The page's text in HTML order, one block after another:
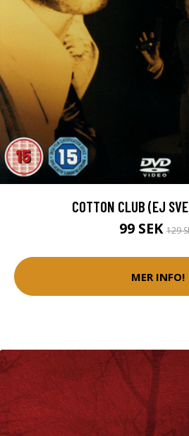
COTTON CLUB (EJ
99 SEK 129
MER INFO!